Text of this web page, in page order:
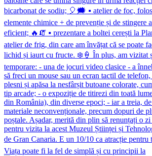
Viața poate fi la fel de simplă și cu principii la